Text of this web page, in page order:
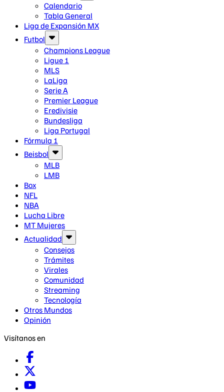
Calendario
Tabla General
Liga de Expansión MX
Futbol
Champions League
Ligue 1
MLS
LaLiga
Serie A
Premier League
Eredivisie
Bundesliga
Liga Portugal
Fórmula 1
Beisbol
MLB
LMB
Box
NFL
NBA
Lucha Libre
MT Mujeres
Actualidad
Consejos
Trámites
Virales
Comunidad
Streaming
Tecnología
Otros Mundos
Opinión
Visítanos en